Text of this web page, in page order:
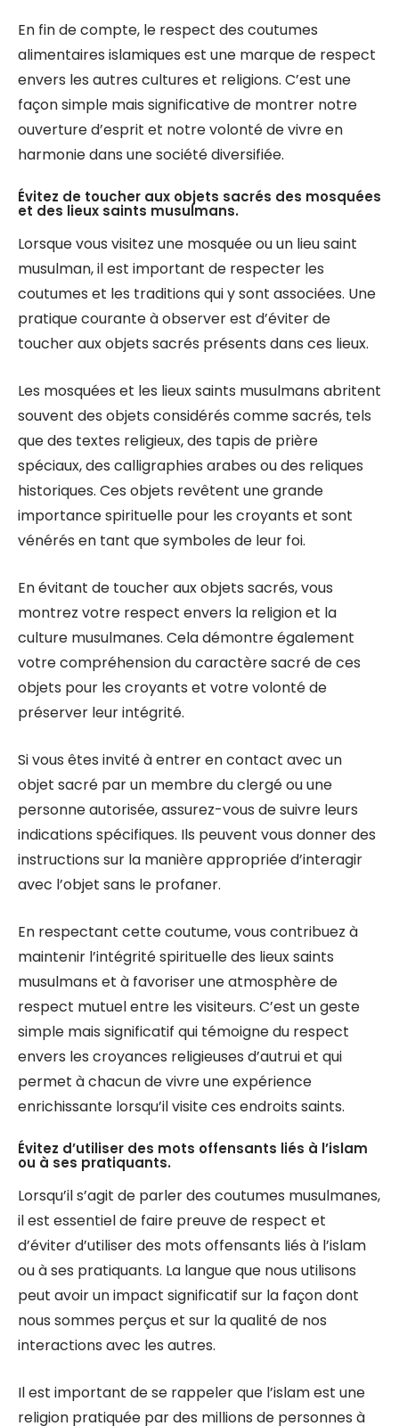
En fin de compte, le respect des coutumes
alimentaires islamiques est une marque de respect
envers les autres cultures et religions. C’est une
façon simple mais significative de montrer notre
ouverture d’esprit et notre volonté de vivre en
harmonie dans une société diversifiée.
Évitez de toucher aux objets sacrés des mosquées
et des lieux saints musulmans.
Lorsque vous visitez une mosquée ou un lieu saint
musulman, il est important de respecter les
coutumes et les traditions qui y sont associées. Une
pratique courante à observer est d’éviter de
toucher aux objets sacrés présents dans ces lieux.
Les mosquées et les lieux saints musulmans abritent
souvent des objets considérés comme sacrés, tels
que des textes religieux, des tapis de prière
spéciaux, des calligraphies arabes ou des reliques
historiques. Ces objets revêtent une grande
importance spirituelle pour les croyants et sont
vénérés en tant que symboles de leur foi.
En évitant de toucher aux objets sacrés, vous
montrez votre respect envers la religion et la
culture musulmanes. Cela démontre également
votre compréhension du caractère sacré de ces
objets pour les croyants et votre volonté de
préserver leur intégrité.
Si vous êtes invité à entrer en contact avec un
objet sacré par un membre du clergé ou une
personne autorisée, assurez-vous de suivre leurs
indications spécifiques. Ils peuvent vous donner des
instructions sur la manière appropriée d’interagir
avec l’objet sans le profaner.
En respectant cette coutume, vous contribuez à
maintenir l’intégrité spirituelle des lieux saints
musulmans et à favoriser une atmosphère de
respect mutuel entre les visiteurs. C’est un geste
simple mais significatif qui témoigne du respect
envers les croyances religieuses d’autrui et qui
permet à chacun de vivre une expérience
enrichissante lorsqu’il visite ces endroits saints.
Évitez d’utiliser des mots offensants liés à l’islam
ou à ses pratiquants.
Lorsqu’il s’agit de parler des coutumes musulmanes,
il est essentiel de faire preuve de respect et
d’éviter d’utiliser des mots offensants liés à l’islam
ou à ses pratiquants. La langue que nous utilisons
peut avoir un impact significatif sur la façon dont
nous sommes perçus et sur la qualité de nos
interactions avec les autres.
Il est important de se rappeler que l’islam est une
religion pratiquée par des millions de personnes à